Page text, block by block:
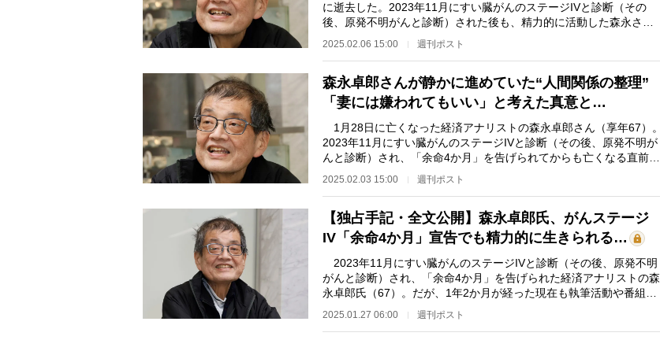
に逝去した。2023年11月にすい臓がんのステージIVと診断（その
後、原発不明がんと診断）された後も、精力的に活動した森永さ
ん。死の間際でも悲嘆は…
2025.02.06 15:00 週刊ポスト
森永卓郎さんが静かに進めていた“人間関係の整理”
「妻には嫌われてもいい」と考えた真意と…
1月28日に亡くなった経済アナリストの森永卓郎さん（享年67）。
2023年11月にすい臓がんのステージIVと診断（その後、原発不明が
んと診断）され、「余命4か月」を告げられてからも亡くなる直前ま
で執筆活動や番組…
2025.02.03 15:00 週刊ポスト
【独占手記・全文公開】森永卓郎氏、がんステージ
IV「余命4か月」宣告でも精力的に生きられる…
2023年11月にすい臓がんのステージIVと診断（その後、原発不明
がんと診断）され、「余命4か月」を告げられた経済アナリストの森
永卓郎氏（67）。だが、1年2か月が経った現在も執筆活動や番組出
演をはじめ数多くの…
2025.01.27 06:00 週刊ポスト